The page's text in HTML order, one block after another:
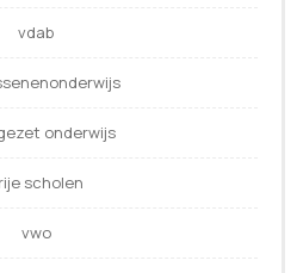
vdab
onderwijs
scholen
vwo